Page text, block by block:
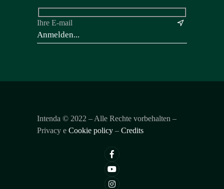
Ihre E-mail &
Intenda © 2022 – Alle Rechte vorbehalten –
Privacy e Cookie policy – Credits